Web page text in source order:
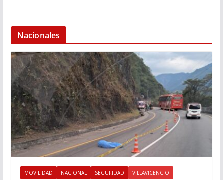
Nacionales
MOVILIDAD NACIONAL SEGURIDAD VILLAVICENCIO